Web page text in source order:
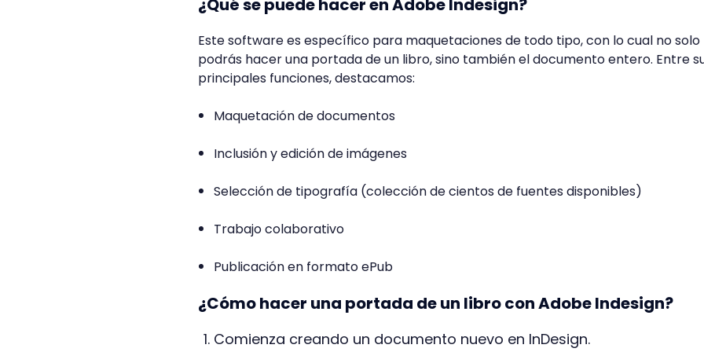
¿Qué se puede hacer en Adobe Indesign?
Este software es específico para maquetaciones de todo tipo, con lo cual no solo
podrás hacer una portada de un libro, sino también el documento entero. Entre
principales funciones, destacamos:
Maquetación de documentos
Inclusión y edición de imágenes
Selección de tipografía (colección de cientos de fuentes disponibles)
Trabajo colaborativo
Publicación en formato ePub
¿Cómo hacer una portada de un libro con Adobe Indesign?
Comienza creando un documento nuevo en InDesign.